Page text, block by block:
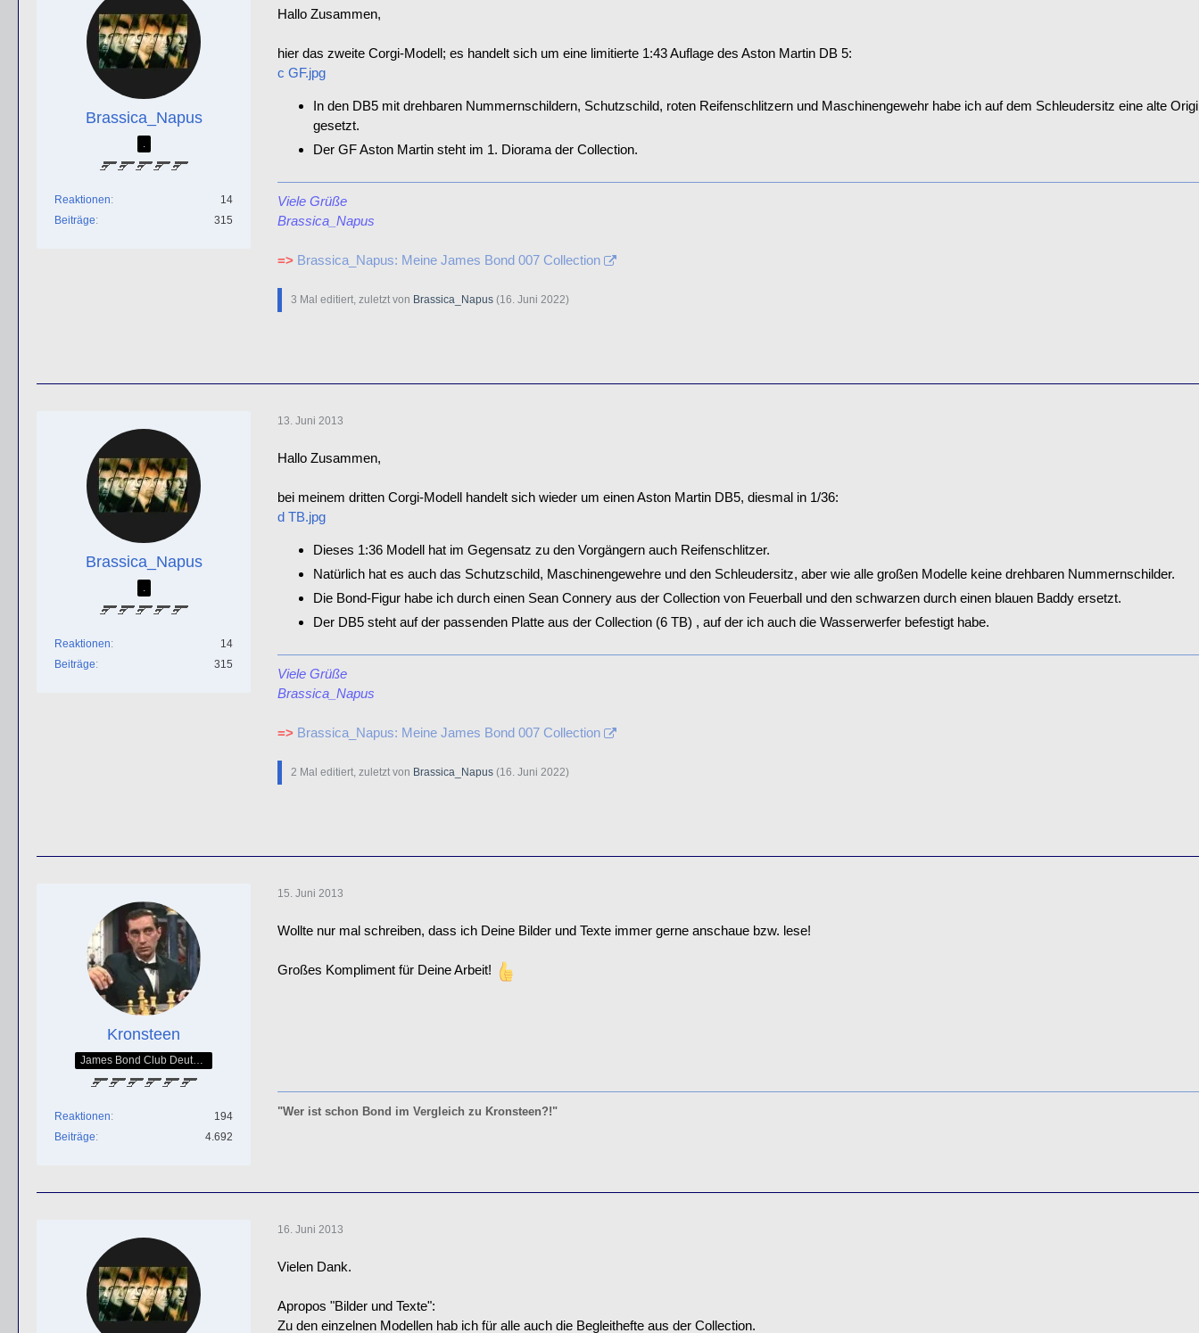
Brassica_Napus
Reaktionen
14
Beiträge
315
Hallo Zusammen,
hier das zweite Corgi-Modell; es handelt sich um eine limitierte 1:43 Auflage des Aston Martin DB 5:
c GF.jpg
In den DB5 mit drehbaren Nummernschildern, Schutzschild, roten Reifenschlitzern und Maschinengewehr habe ich auf dem Schleudersitz eine alte
gesetzt.
Der GF Aston Martin steht im 1. Diorama der Collection.
Viele Grüße
Brassica_Napus
=> Brassica_Napus: Meine James Bond 007 Collection
3 Mal editiert, zuletzt von Brassica_Napus (16. Juni 2022)
Brassica_Napus
Reaktionen
14
Beiträge
315
13. Juni 2013
Hallo Zusammen,
bei meinem dritten Corgi-Modell handelt sich wieder um einen Aston Martin DB5, diesmal in 1/36:
d TB.jpg
Dieses 1:36 Modell hat im Gegensatz zu den Vorgängern auch Reifenschlitzer.
Natürlich hat es auch das Schutzschild, Maschinengewehre und den Schleudersitz, aber wie alle großen Modelle keine drehbaren Nummernschilder.
Die Bond-Figur habe ich durch einen Sean Connery aus der Collection von Feuerball und den schwarzen durch einen blauen Baddy ersetzt.
Der DB5 steht auf der passenden Platte aus der Collection (6 TB) , auf der ich auch die Wasserwerfer befestigt habe.
Viele Grüße
Brassica_Napus
=> Brassica_Napus: Meine James Bond 007 Collection
2 Mal editiert, zuletzt von Brassica_Napus (16. Juni 2022)
Kronsteen
Reaktionen
194
Beiträge
4.692
15. Juni 2013
Wollte nur mal schreiben, dass ich Deine Bilder und Texte immer gerne anschaue bzw. lese!
Großes Kompliment für Deine Arbeit!
"Wer ist schon Bond im Vergleich zu Kronsteen?!"
16. Juni 2013
Vielen Dank.
Apropos "Bilder und Texte":
Zu den einzelnen Modellen hab ich für alle auch die Begleithefte aus der Collection.